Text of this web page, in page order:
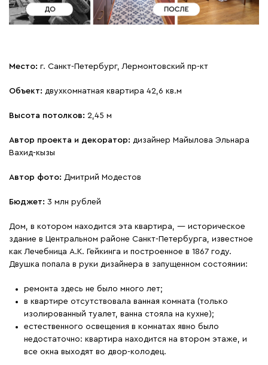
Место: г. Санкт-Петербург, Лермонтовский пр-кт
Объект: двухкомнатная квартира 42,6 кв.м
Высота потолков: 2,45 м
Автор проекта и декоратор: дизайнер Майылова Эльнара
Вахид-кызы
Автор фото: Дмитрий Модестов
Бюджет: 3 млн рублей
Дом, в котором находится эта квартира, — историческое
здание в Центральном районе Санкт-Петербурга, известное
как Лечебница А.К. Гейкинга и построенное в 1867 году.
Двушка попала в руки дизайнера в запущенном состоянии:
ремонта здесь не было много лет;
в квартире отсутствовала ванная комната (только
изолированный туалет, ванна стояла на кухне);
естественного освещения в комнатах явно было
недостаточно: квартира находится на втором этаже, и
все окна выходят во двор-колодец.